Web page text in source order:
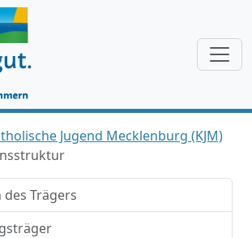
Jugend Mecklenburg (KJM)
Trägers